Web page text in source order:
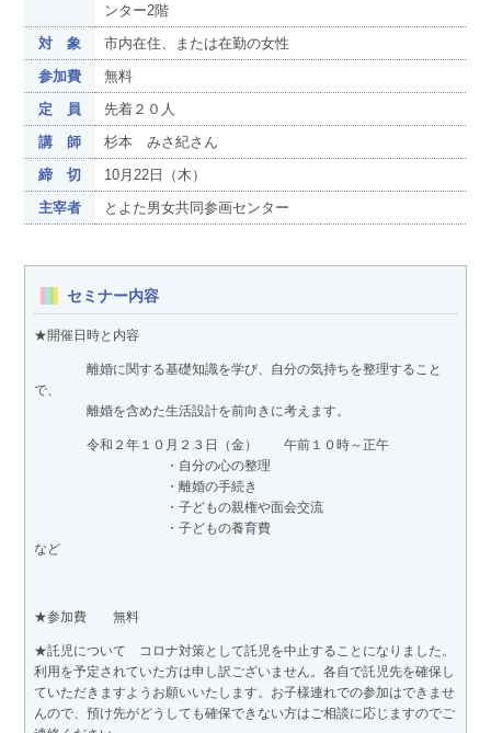
ンター2階
対 象
市内在住、または在勤の女性
参加費
無料
定 員
先着２０人
講 師
杉本 みさ紀さん
締 切
10月22日（木）
主宰者
とよた男女共同参画センター
セミナー内容
★開催日時と内容
離婚に関する基礎知識を学び、自分の気持ちを整理すること
で、
離婚を含めた生活設計を前向きに考えます。
令和２年１０月２３日（金） 午前１０時～正午
・自分の心の整理
・離婚の手続き
・子どもの親権や面会交流
・子どもの養育費
など
★参加費 無料
★託児について コロナ対策として託児を中止することになりました。
利用を予定されていた方は申し訳ございません。各自で託児先を確保し
ていただきますようお願いいたします。お子様連れでの参加はできませ
んので、預け先がどうしても確保できない方はご相談に応じますのでご